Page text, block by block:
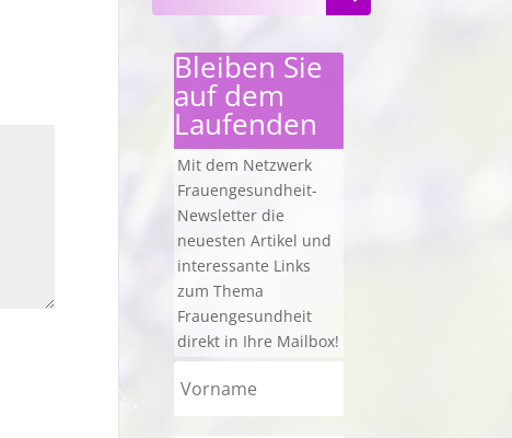
Bleiben Sie
auf dem
Laufenden
Mit dem Netzwerk
Frauengesundheit-
Newsletter die
neuesten Artikel und
interessante Links
zum Thema
Frauengesundheit
direkt in Ihre Mailbox!